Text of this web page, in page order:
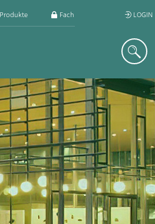
Produkte Fachkreis
Suche
LOGIN